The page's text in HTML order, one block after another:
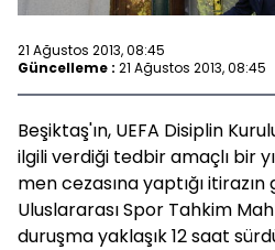
21 Ağustos 2013, 08:45
Güncelleme : 21 Ağustos 2013, 08:45
Beşiktaş'ın, UEFA Disiplin
ilgili verdiği tedbir amaçlı bir
men cezasına yaptığı
Uluslararası Spor Tahkim
duruşma yaklaşık 12 saat